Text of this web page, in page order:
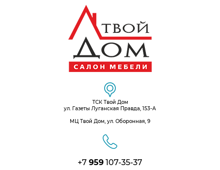
ТСК Твой Дом
ул. Газеты Луганская Правда, 153-А
МЦ Твой Дом, ул. Оборонная, 9
+7 959 107-35-37